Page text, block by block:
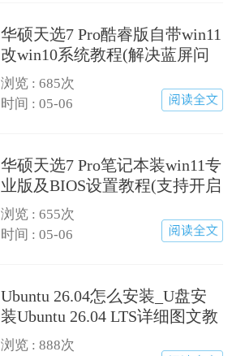
华硕天选7 Pro酷睿版自带win11
改win10系统教程(解决蓝屏问
题)
浏览 :685次
时间 : 05-06
华硕天选7 Pro笔记本装win11专
业版及BIOS设置教程(支持开启
VMD安装)
浏览 :655次
时间 : 05-06
Ubuntu 26.04怎么安装_U盘安
装Ubuntu 26.04 LTS详细图文教
程
浏览 :888次